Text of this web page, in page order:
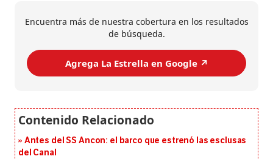
Encuentra más de nuestra cobertura en los resultados
de búsqueda.
Agrega La Estrella en Google ↗️
Antes del SS Ancon: el barco que estrenó las esclusas
del Canal